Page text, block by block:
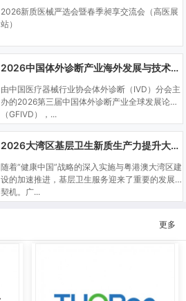
2026新质医械严选会暨春季昶享交流会（高医展
站）
2026中国体外诊断产业海外发展与技术创新大会
由中国医疗器械行业协会体外诊断（IVD）分会主
办的2026第三届中国体外诊断产业全球发展论坛
（GFIVD），...
2026大湾区基层卫生新质生产力提升大会暨基层医疗卫生机构产学研融合学术会议
随着“健康中国”战略的深入实施与粤港澳大湾区建
设的加速推进，基层卫生服务迎来了重要的发展
契机。广...
更多